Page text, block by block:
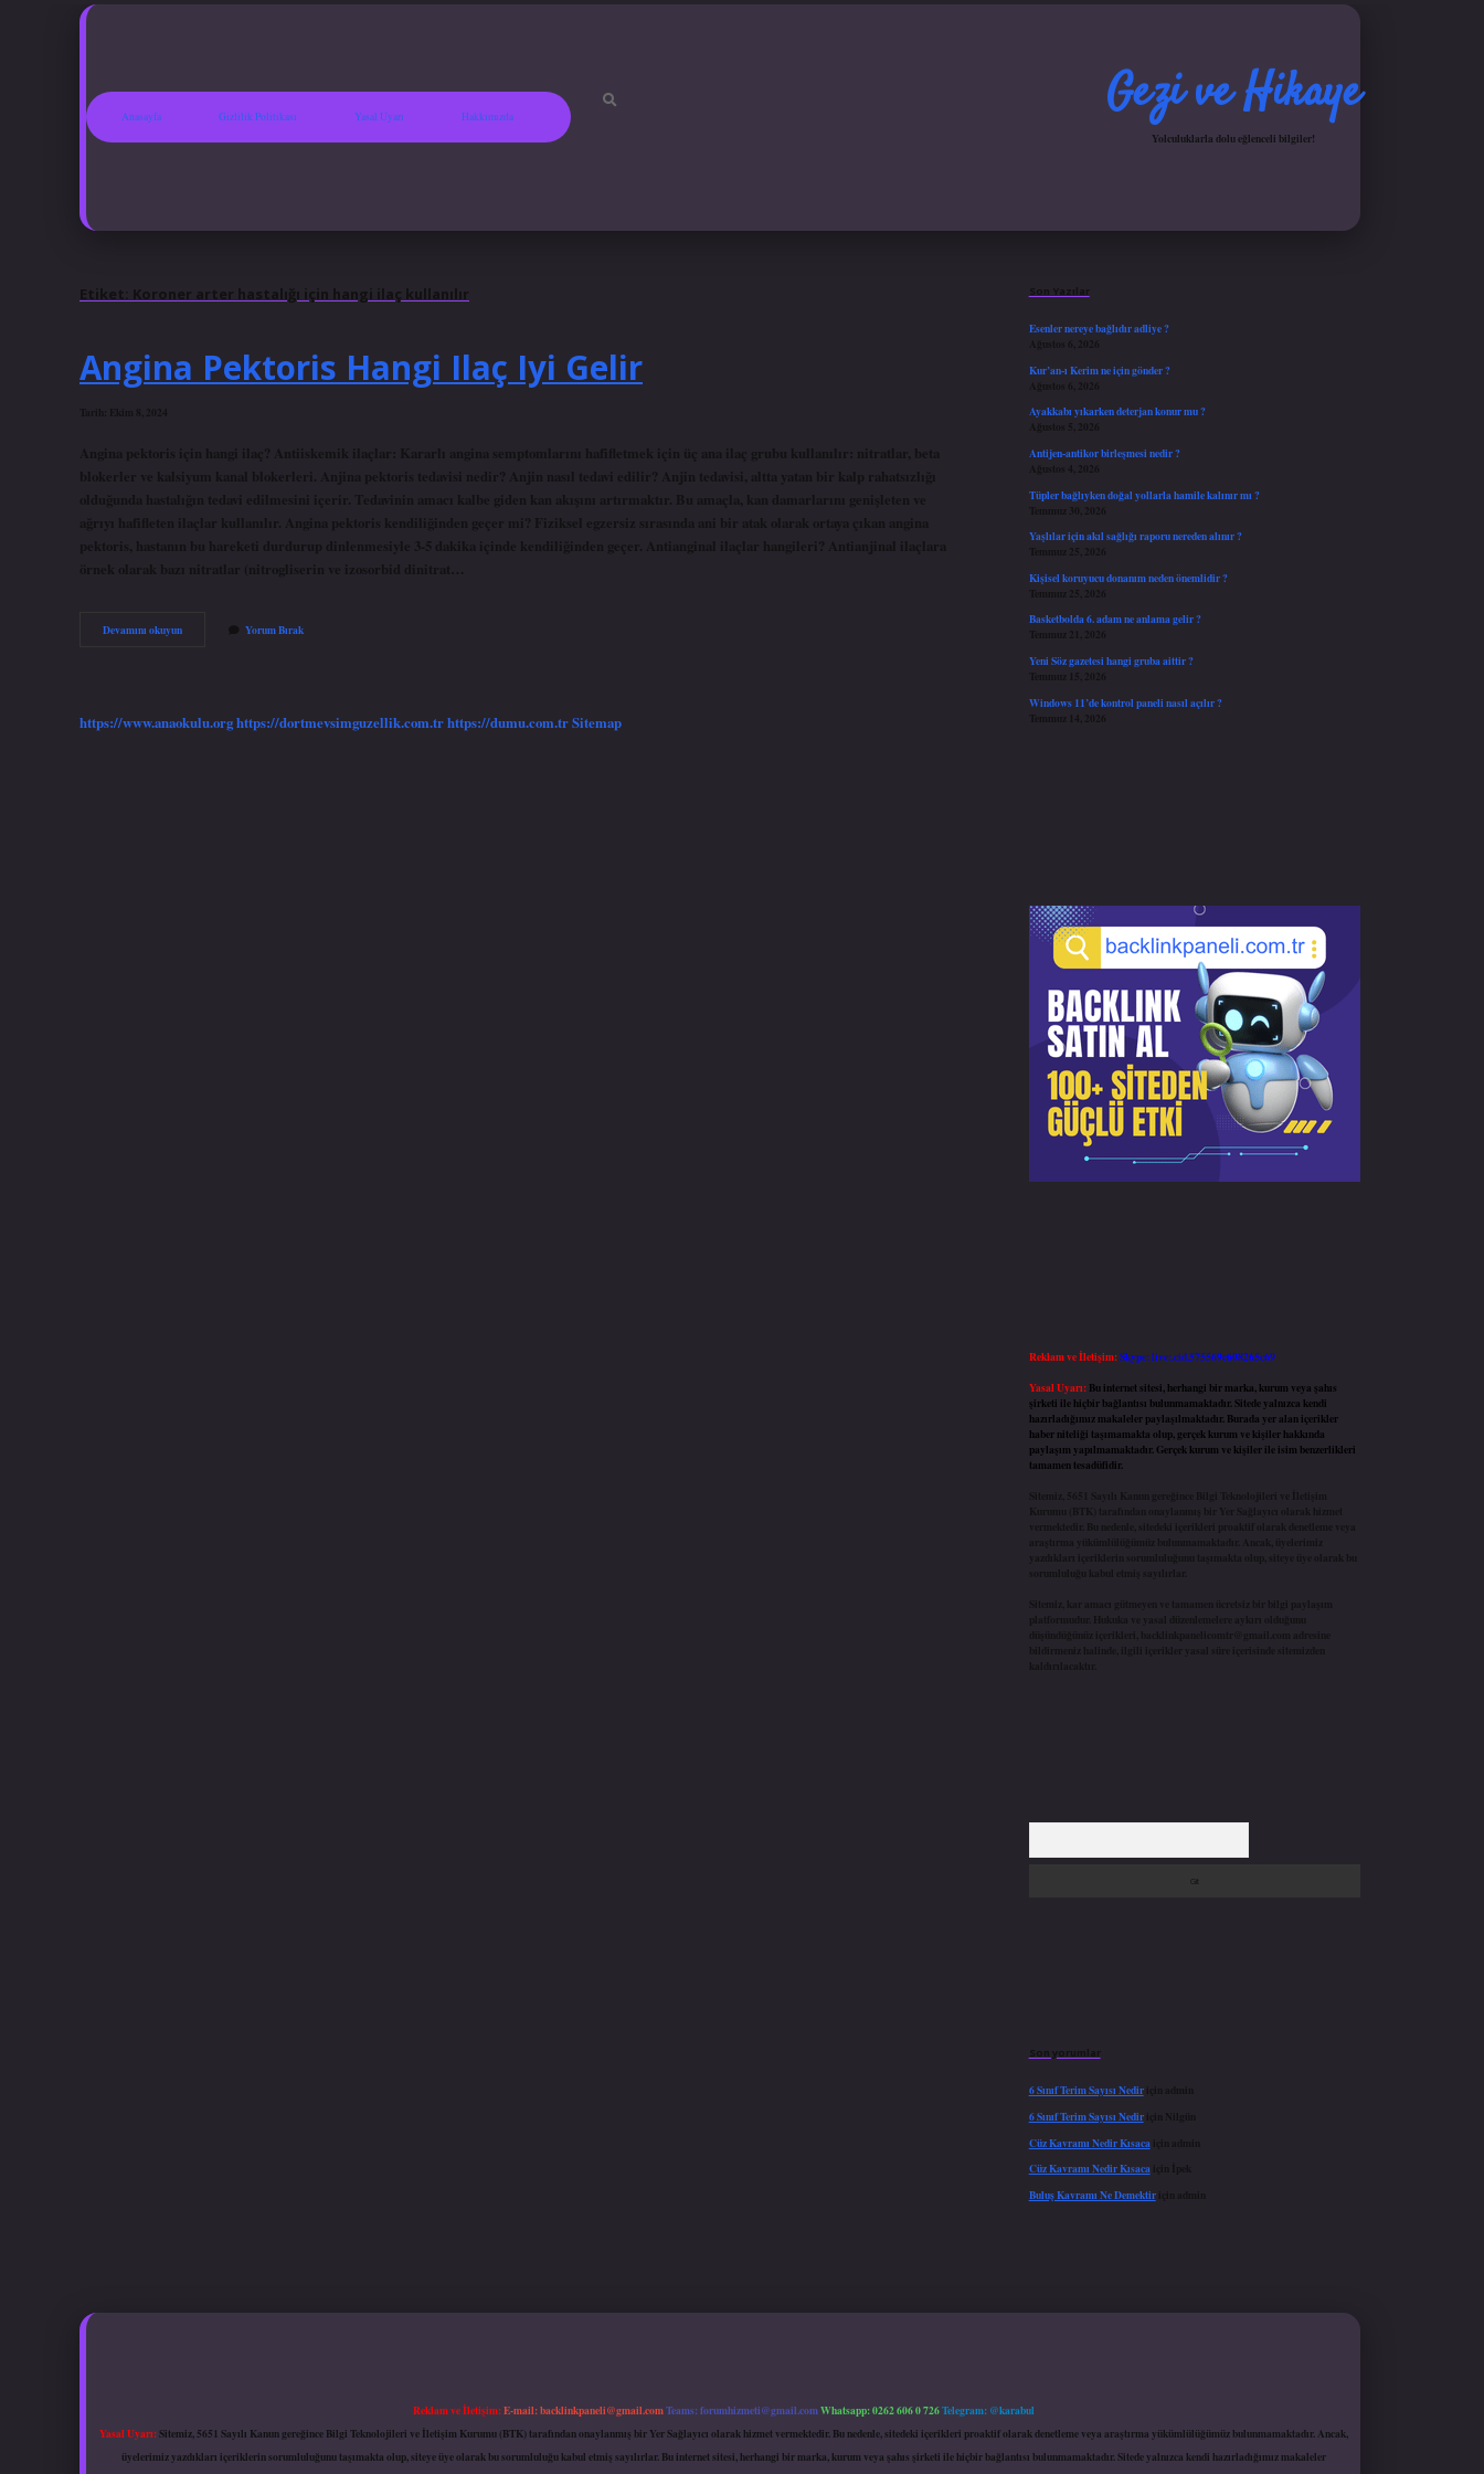
Anasayfa Gizlilik Politikası Yasal Uyarı Hakkımızda Gezi ve Hikaye
Yolculuklarla dolu eğlenceli bilgiler!
Etiket: Koroner arter hastalığı için hangi ilaç kullanılır
Angina Pektoris Hangi Ilaç Iyi Gelir
Tarih: Ekim 8, 2024
Angina pektoris için hangi ilaç? Antiiskemik ilaçlar: Kararlı angina semptomlarını hafifletmek için üç ana ilaç grubu kullanılır: nitratlar, beta
blokerler ve kalsiyum kanal blokerleri. Anjina pektoris tedavisi nedir? Anjin nasıl tedavi edilir? Anjin tedavisi, altta yatan bir kalp rahatsızlığı
olduğunda hastalığın tedavi edilmesini içerir. Tedavinin amacı kalbe giden kan akışını artırmaktır. Bu amaçla, kan damarlarını genişleten ve
ağrıyı hafifleten ilaçlar kullanılır. Angina pektoris kendiliğinden geçer mi? Fiziksel egzersiz sırasında ani bir atak olarak ortaya çıkan angina
pektoris, hastanın bu hareketi durdurup dinlenmesiyle 3-5 dakika içinde kendiliğinden geçer. Antianginal ilaçlar hangileri? Antianjinal ilaçlara
örnek olarak bazı nitratlar (nitrogliserin ve izosorbid dinitrat…
Devamını okuyunAngina
Yorum Bırak
https://www.anaokulu.orghttps://dortmevsimguzellik.com.trhttps://dumu.com.trSitemap
Son Yazılar
Esenler nereye bağlıdır adliye ?
Ağustos 6, 2026
Kur’an-ı Kerim ne için gönder ?
Ağustos 6, 2026
Ayakkabı yıkarken deterjan konur mu ?
Ağustos 5, 2026
Antijen-antikor birleşmesi nedir ?
Ağustos 4, 2026
Tüpler bağlıyken doğal yollarla hamile kalınır mı ?
Temmuz 30, 2026
Yaşlılar için akıl sağlığı raporu nereden alınır ?
Temmuz 25, 2026
Kişisel koruyucu donanım neden önemlidir ?
Temmuz 25, 2026
Basketbolda 6. adam ne anlama gelir ?
Temmuz 21, 2026
Yeni Söz gazetesi hangi gruba aittir ?
Temmuz 15, 2026
Windows 11’de kontrol paneli nasıl açılır ?
Temmuz 14, 2026
Reklam ve İletişim:Skype: live:.cid.575569c608265c69
Yasal Uyarı: Bu internet sitesi, herhangi bir marka, kurum veya şahıs
şirketi ile hiçbir bağlantısı bulunmamaktadır. Sitede yalnızca kendi
hazırladığımız makaleler paylaşılmaktadır. Burada yer alan içerikler
haber niteliği taşımamakta olup, gerçek kurum ve kişiler hakkında
paylaşım yapılmamaktadır. Gerçek kurum ve kişiler ile isim benzerlikleri
tamamen tesadüfidir.
Sitemiz, 5651 Sayılı Kanun gereğince Bilgi Teknolojileri ve İletişim
Kurumu (BTK) tarafından onaylanmış bir Yer Sağlayıcı olarak hizmet
vermektedir. Bu nedenle, sitedeki içerikleri proaktif olarak denetleme veya
araştırma yükümlülüğümüz bulunmamaktadır. Ancak, üyelerimiz
yazdıkları içeriklerin sorumluluğunu taşımakta olup, siteye üye olarak bu
sorumluluğu kabul etmiş sayılırlar.
Sitemiz, kar amacı gütmeyen ve tamamen ücretsiz bir bilgi paylaşım
platformudur. Hukuka ve yasal düzenlemelere aykırı olduğunu
düşündüğünüz içerikleri, backlinkpanelicomtr@gmail.com adresine
bildirmeniz halinde, ilgili içerikler yasal süre içerisinde sitemizden
kaldırılacaktır.
Son yorumlar
6 Sınıf Terim Sayısı Nediriçin admin
6 Sınıf Terim Sayısı Nediriçin Nilgün
Cüz Kavramı Nedir Kısaca için admin
Cüz Kavramı Nedir Kısacaiçin
İpek
Buluş Kavramı Ne Demektiriçin admin
Reklam ve İletişim:E-mail:backlinkpaneli@gmail.comTeams:forumhizmeti@gmail.comWhatsapp: 0262 606 0 726Telegram: @karabul
Yasal Uyarı:Sitemiz, 5651 Sayılı Kanun gereğince Bilgi Teknolojileri ve İletişim Kurumu (BTK) tarafından onaylanmış bir Yer Sağlayıcı olarak hizmet vermektedir. Bu nedenle, sitedeki içerikleri proaktif olarak denetleme veya araştırma yükümlülüğümüz bulunmamaktadır. Ancak,
üyelerimiz yazdıkları içeriklerin sorumluluğunu taşımakta olup, siteye üye olarak bu sorumluluğu kabul etmiş sayılırlar. Bu internet sitesi, herhangi bir marka, kurum veya şahıs şirketi ile hiçbir bağlantısı bulunmamaktadır. Sitede yalnızca kendi hazırladığımız makaleler